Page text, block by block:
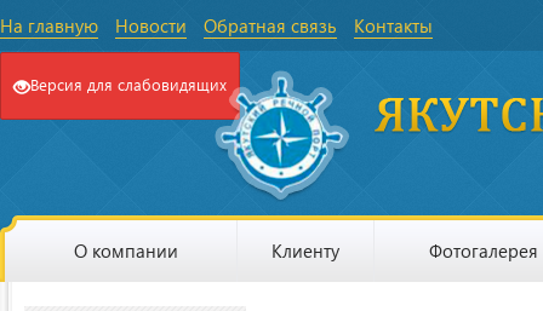
На главную Новости Обратная связь Контакты
Версия для слабовидящих
О компании Клиенту Фотогалерея